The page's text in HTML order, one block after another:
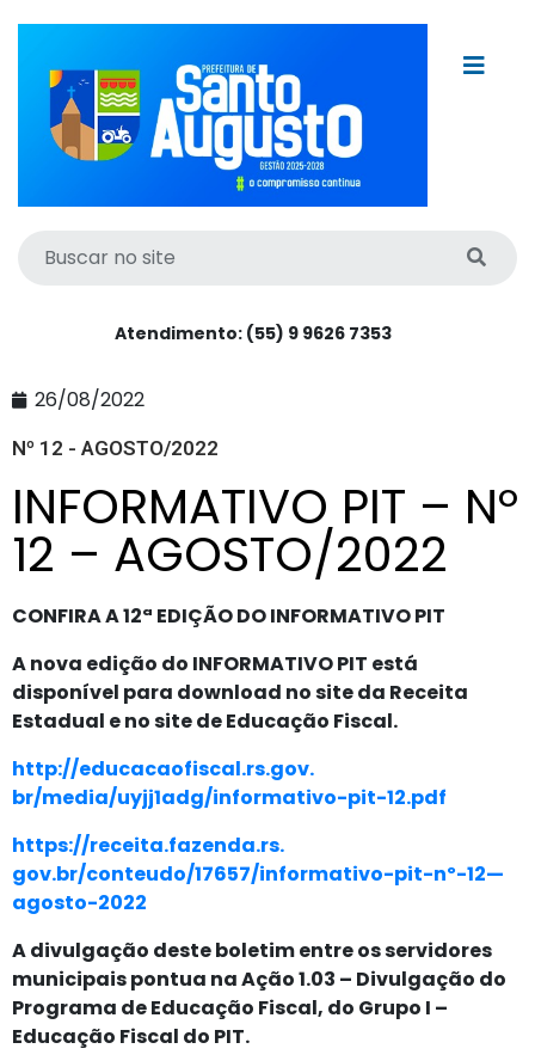
Atendimento: (55) 9 9626 7353
26/08/2022
Nº 12 - AGOSTO/2022
INFORMATIVO PIT – Nº
12 – AGOSTO/2022
CONFIRA A 12ª EDIÇÃO DO INFORMATIVO PIT
A nova edição do INFORMATIVO PIT está
disponível para download no site da Receita
Estadual e no site de Educação Fiscal.
http://educacaofiscal.rs.gov.
br/media/uyjj1adg/informativo-pit-12.pdf
https://receita.fazenda.rs.
gov.br/conteudo/17657/informativo-pit-nº-12—
agosto-2022
A divulgação deste boletim entre os servidores
municipais pontua na Ação 1.03 – Divulgação do
Programa de Educação Fiscal, do Grupo I –
Educação Fiscal do PIT.